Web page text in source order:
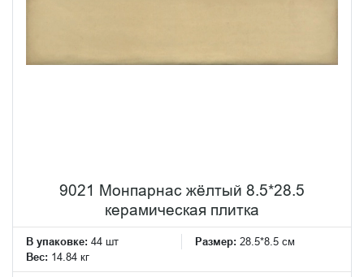
9021 Монпарнас жёлтый 8.5*28.5
керамическая плитка
В упаковке: 44 шт Размер: 28.5*8.5 см
Вес: 14.84 кг